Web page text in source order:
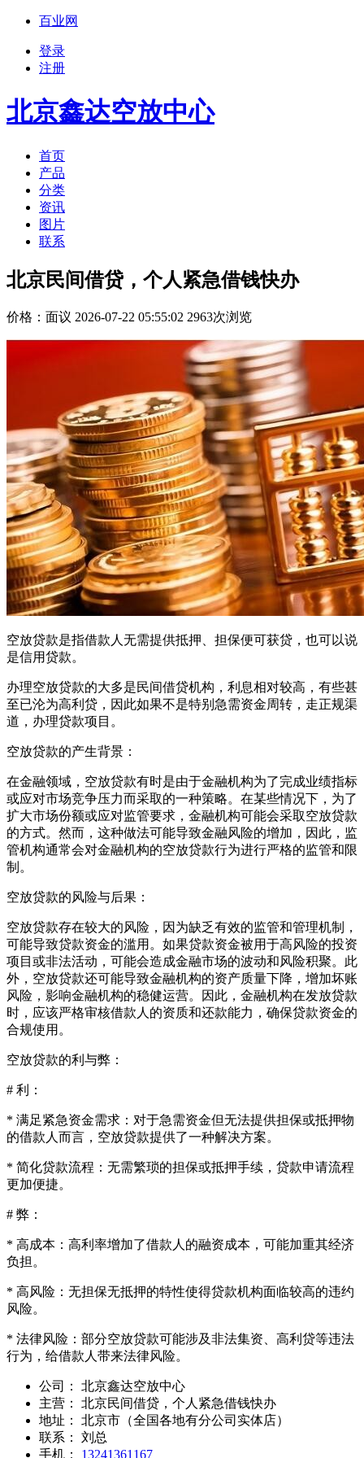
百业网
登录
注册
北京鑫达空放中心
首页
产品
分类
资讯
图片
联系
北京民间借贷，个人紧急借钱快办
价格： 面议 2026-07-22 05:55:02 2963次浏览
空放贷款是指借款人无需提供抵押、担保便可获贷，也可以说
是信用贷款。
办理空放贷款的大多是民间借贷机构，利息相对较高，有些甚
至已沦为高利贷，因此如果不是特别急需资金周转，走正规渠
道，办理贷款项目。
空放贷款的产生背景：
在金融领域，空放贷款有时是由于金融机构为了完成业绩指标
或应对市场竞争压力而采取的一种策略。在某些情况下，为了
扩大市场份额或应对监管要求，金融机构可能会采取空放贷款
的方式。然而，这种做法可能导致金融风险的增加，因此，监
管机构通常会对金融机构的空放贷款行为进行严格的监管和限
制。
空放贷款的风险与后果：
空放贷款存在较大的风险，因为缺乏有效的监管和管理机制，
可能导致贷款资金的滥用。如果贷款资金被用于高风险的投资
项目或非法活动，可能会造成金融市场的波动和风险积聚。此
外，空放贷款还可能导致金融机构的资产质量下降，增加坏账
风险，影响金融机构的稳健运营。因此，金融机构在发放贷款
时，应该严格审核借款人的资质和还款能力，确保贷款资金的
合规使用。
空放贷款的利与弊：
# 利：
* 满足紧急资金需求：对于急需资金但无法提供担保或抵押物
的借款人而言，空放贷款提供了一种解决方案。
* 简化贷款流程：无需繁琐的担保或抵押手续，贷款申请流程
更加便捷。
# 弊：
* 高成本：高利率增加了借款人的融资成本，可能加重其经济
负担。
* 高风险：无担保无抵押的特性使得贷款机构面临较高的违约
风险。
* 法律风险：部分空放贷款可能涉及非法集资、高利贷等违法
行为，给借款人带来法律风险。
公司：
北京鑫达空放中心
主营：
北京民间借贷，个人紧急借钱快办
地址：
北京市（全国各地有分公司实体店）
联系：
刘总
手机：
13241361167